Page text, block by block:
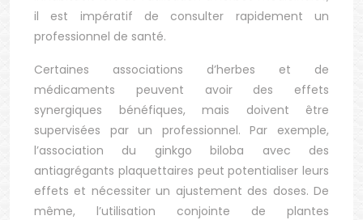
il est impératif de consulter rapidement un
professionnel de santé.
Certaines associations d’herbes et de
médicaments peuvent avoir des effets
synergiques bénéfiques, mais doivent être
supervisées par un professionnel. Par exemple,
l’association du ginkgo biloba avec des
antiagrégants plaquettaires peut potentialiser leurs
effets et nécessiter un ajustement des doses. De
même, l’utilisation conjointe de plantes